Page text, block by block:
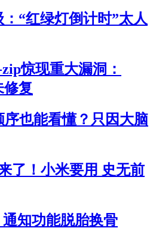
“红绿灯倒计时”太人
惊现重大漏洞：
修复
序也能看懂？只因大脑
了！小米要用 史无前
知功能脱胎换骨